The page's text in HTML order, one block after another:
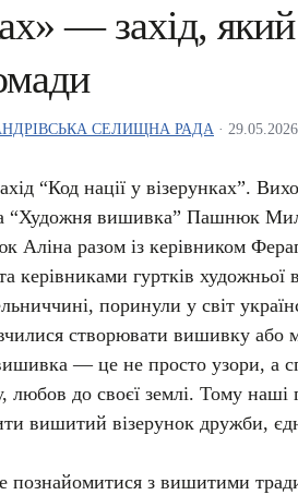
— захід,
СЕЛИЩНА РАДА · 29.05.2026
“Код нації у візерунках”.
“Художня вишивка” Пашнюк
Аліна разом із керівником
керівниками гуртків
поринули у світ
створювати вишивку або
— це не просто узори, а
любов до своєї землі. Тому наші
вишитий візерунок дружби,
познайомитися з вишитими